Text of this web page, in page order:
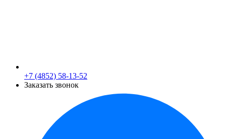
+7 (4852) 58-13-52
Заказать звонок